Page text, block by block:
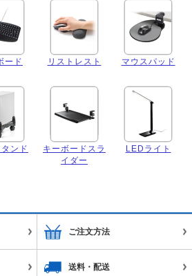
ード リストレスト マウスパッド
ンド
キーボードスラ
イダー
LEDライト
ご注文方法
送料・配送